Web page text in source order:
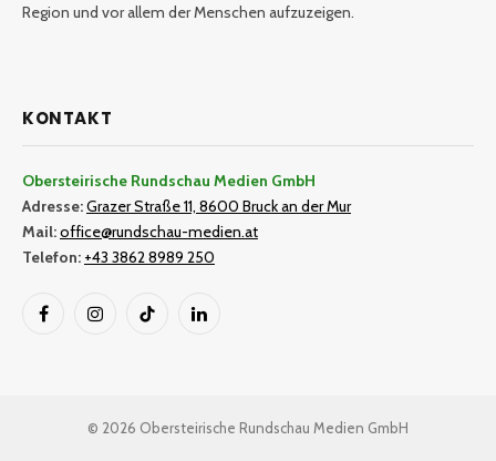
Region und vor allem der Menschen aufzuzeigen.
KONTAKT
Obersteirische Rundschau Medien GmbH
Adresse:Grazer Straße 11, 8600 Bruck an der Mur
Mail:office@rundschau-medien.at
Telefon: +43 3862 8989 250
FacebookInstagramTikTok LinkedIn
© 2026 Obersteirische Rundschau Medien GmbH